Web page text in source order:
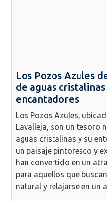
Los Pozos Azules
de aguas
encantadores
Los Pozos Azules,
Lavalleja, son un tesoro
aguas cristalinas y su
un paisaje pintoresco y
han convertido en un
para aquellos que
natural y relajarse en un